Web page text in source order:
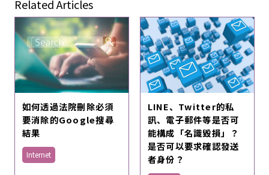
Related Articles
如何透過法院刪除必須
要消除的Google搜尋
結果
Internet
LINE、Twitter的私
訊、電子郵件等是否可
能構成「名識毀損」？
是否可以要求確認發送
者身份？